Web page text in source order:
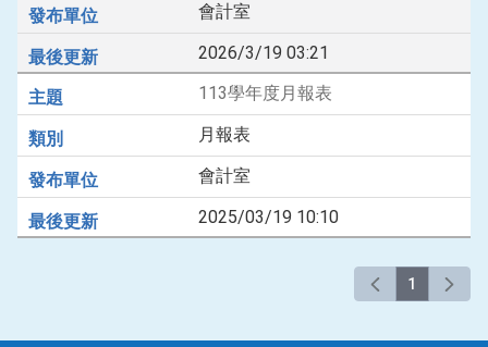
會計室
2026/3/19 03:21
113學年度月報表
月報表
會計室
2025/03/19 10:10
1